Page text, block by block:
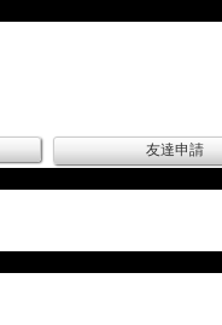
友達申請